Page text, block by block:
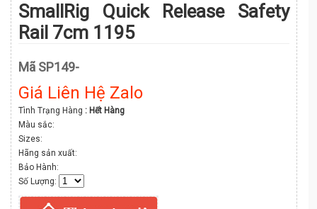
SmallRig Quick Release Safety
Rail 7cm 1195
Mã SP149-
Giá Liên Hệ Zalo
Tình Trạng Hàng : Hết Hàng
Màu sắc:
Sizes:
Hãng sản xuất:
Bảo Hành:
Số Lượng: